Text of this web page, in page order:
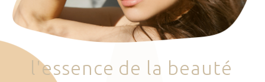
Prendre RDV
'essence de la beauté